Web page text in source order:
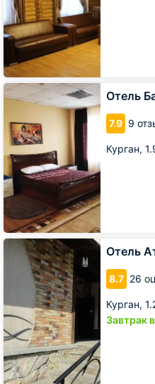
Отель
7.9 9
Курган,
Отель
Байкальская
Отель
8.7 26
Курган,
Завтрак
Отель
Атриум